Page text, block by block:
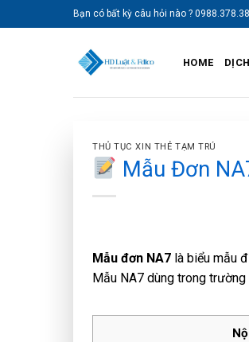
to
Bạn có bất kỳ câu hỏi nào ?
HOME
THỦ TỤC XIN THẺ TẠM TRÚ
Mẫu Đơn
Mẫu đơn NA7 là biểu mẫu
Mẫu NA7 dùng trong